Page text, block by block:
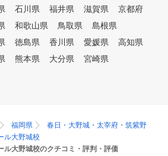
石川県 福井県 滋賀県
京都府
和歌山県 鳥取県
島根県
徳島県 香川県 愛媛県
高知県
熊本県 大分県
宮崎県
福岡県
春日・大野城・太宰府・筑紫野
ル大野城校
ル大野城校のクチコミ・評判・評価